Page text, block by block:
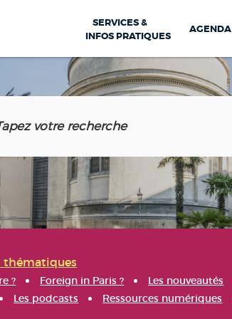
SERVICES &
INFOS PRATIQUES
AGENDA
thématiques
? Foreign in Paris ? Les nouveautés
Les podcasts Ressources numériques